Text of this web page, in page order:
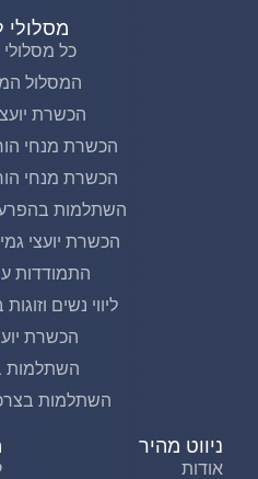
מסלולי
כל מסלולי
המסלול
הכשרת
הכשרת מנחי
הכשרת מנחי
השתלמות
הכשרת יועצי
התמודדות
ליווי נשים
הכשרת
השתלמות
השתלמות
ניווט מהיר
אודות